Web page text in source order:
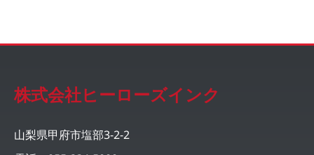
株式会社ヒーローズインク
山梨県甲府市塩部3-2-2